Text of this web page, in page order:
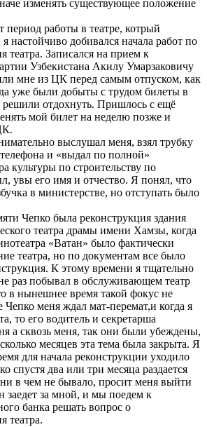
изменять существующее положение
работы в театре, котрый
настойчиво добивался начала работ по
театра. Записался на прием к
Узбекистана Акилу Умарзаковичу
мне из ЦК перед самым отпуском, как
уже были добыты с трудом билеты в
отдохнуть. Пришлось с ещё
мой билет на неделю позже и
выслушал меня, взял трубку
и «выдал по полной»
культуры по строительству по
увы его имя и отчество. Я понял, что
в министерстве, но отступать было
Чепко была реконструкция здания
театра драмы имени Хамзы, когда
«Ватан» было фактически
театра, но по документам все было
К этому времени я тщательно
раз побывал в обслуживающем театр
в нынешнее время такой фокус не
Чепко меня ждал мат-перемат,и когда я
то его водитель и секретарша
а сквозь меня, так они были убеждены,
месяцев эта тема была закрыта. Я
для начала реконструкции уходило
спустя два или три месяца раздается
в чем не бывало, просит меня выйти
заедет за мной, и мы поедем к
банка решать вопрос о
театра.